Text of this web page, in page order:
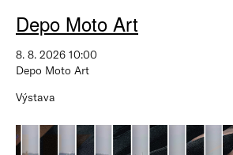
Depo Moto Art
8. 8. 2026 10:00
Depo Moto Art
Výstava